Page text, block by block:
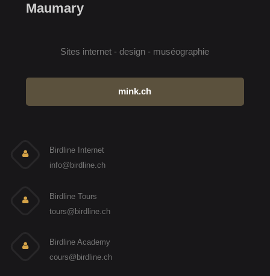
Maumary
Sites internet - design - muséographie
mink.ch
Birdline Internet
info@birdline.ch
Birdline Tours
tours@birdline.ch
Birdline Academy
cours@birdline.ch